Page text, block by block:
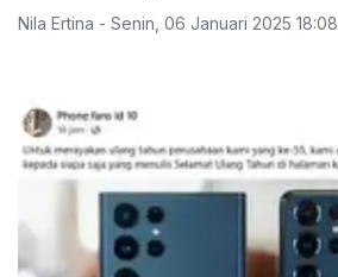
Nila Ertina - Senin 06 Januari 2025 18:08